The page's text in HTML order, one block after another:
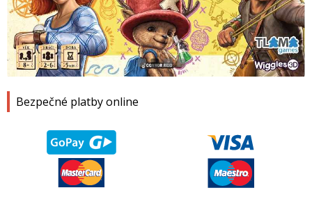
Bezpečné platby online